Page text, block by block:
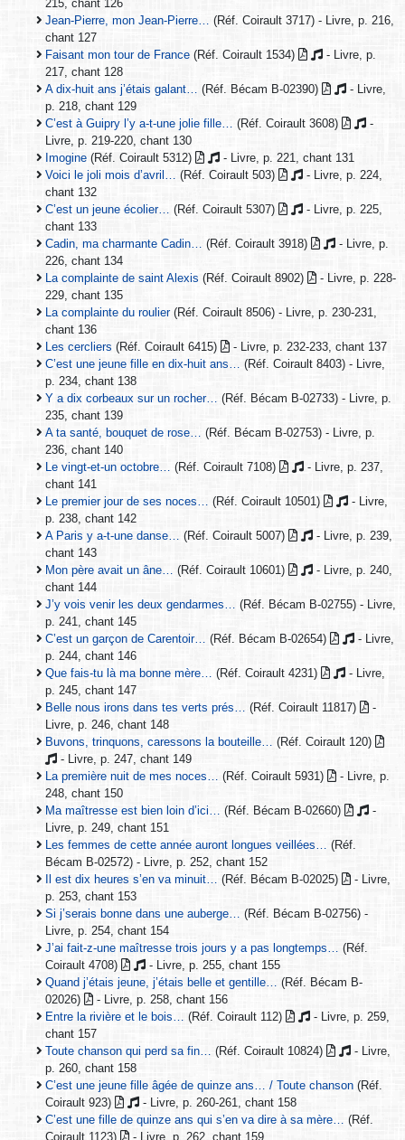
215, chant 126
Jean-Pierre, mon Jean-Pierre…
(Réf. Coirault 3717) - Livre, p. 216,
chant 127
Faisant mon tour de France (Réf. Coirault 1534)
- Livre, p.
217, chant 128
A dix-huit ans j’étais galant…
(Réf. Bécam B-02390)
- Livre,
p. 218, chant 129
C’est à Guipry l’y a-t-une jolie fille…
(Réf. Coirault 3608)
-
Livre, p. 219-220, chant 130
Imogine (Réf. Coirault 5312)
- Livre, p. 221, chant 131
Voici le joli mois d’avril…
(Réf. Coirault 503)
- Livre, p. 224,
chant 132
C’est un jeune écolier…
(Réf. Coirault 5307)
- Livre, p. 225,
chant 133
Cadin, ma charmante Cadin…
(Réf. Coirault 3918)
- Livre, p.
226, chant 134
La complainte de saint Alexis (Réf. Coirault 8902)
- Livre, p. 228-
229, chant 135
La complainte du roulier(Réf. Coirault 8506) - Livre, p. 230-231,
chant 136
Les cercliers (Réf. Coirault 6415)
- Livre, p. 232-233, chant 137
C’est une jeune fille en dix-huit ans…
(Réf. Coirault 8403) - Livre,
p. 234, chant 138
Y a dix corbeaux sur un rocher…
(Réf. Bécam B-02733) - Livre, p.
235, chant 139
A ta santé, bouquet de rose…
(Réf. Bécam B-02753) - Livre, p.
236, chant 140
Le vingt-et-un octobre…
(Réf. Coirault 7108)
- Livre, p. 237,
chant 141
Le premier jour de ses noces…
(Réf. Coirault 10501)
- Livre,
p. 238, chant 142
A Paris y a-t-une danse…
(Réf. Coirault 5007)
- Livre, p. 239,
chant 143
Mon père avait un âne…
(Réf. Coirault 10601)
- Livre, p. 240,
chant 144
J’y vois venir les deux gendarmes…
(Réf. Bécam B-02755) - Livre,
p. 241, chant 145
C’est un garçon de Carentoir…
(Réf. Bécam B-02654)
- Livre,
p. 244, chant 146
Que fais-tu là ma bonne mère…
(Réf. Coirault 4231)
- Livre,
p. 245, chant 147
Belle nous irons dans tes verts prés…
(Réf. Coirault 11817)
-
Livre, p. 246, chant 148
Buvons, trinquons, caressons la bouteille…
(Réf. Coirault 120)
- Livre, p. 247, chant 149
La première nuit de mes noces…
(Réf. Coirault 5931)
- Livre, p.
248, chant 150
Ma maîtresse est bien loin d’ici…
(Réf. Bécam B-02660)
-
Livre, p. 249, chant 151
Les femmes de cette année auront longues veillées…
(Réf.
Bécam B-02572) - Livre, p. 252, chant 152
Il est dix heures s’en va minuit…
(Réf. Bécam B-02025)
- Livre,
p. 253, chant 153
Si j’serais bonne dans une auberge…
(Réf. Bécam B-02756) -
Livre, p. 254, chant 154
J’ai fait-z-une maîtresse trois jours y a pas longtemps…
(Réf.
Coirault 4708)
- Livre, p. 255, chant 155
Quand j’étais jeune, j’étais belle et gentille…
(Réf. Bécam B-
02026)
- Livre, p. 258, chant 156
Entre la rivière et le bois…
(Réf. Coirault 112)
- Livre, p. 259,
chant 157
Toute chanson qui perd sa fin…
(Réf. Coirault 10824)
- Livre,
p. 260, chant 158
C’est une jeune fille âgée de quinze ans… / Toute chanson (Réf.
Coirault 923)
- Livre, p. 260-261, chant 158
C’est une fille de quinze ans qui s’en va dire à sa mère…
(Réf.
Coirault 1123)
- Livre, p. 262, chant 159